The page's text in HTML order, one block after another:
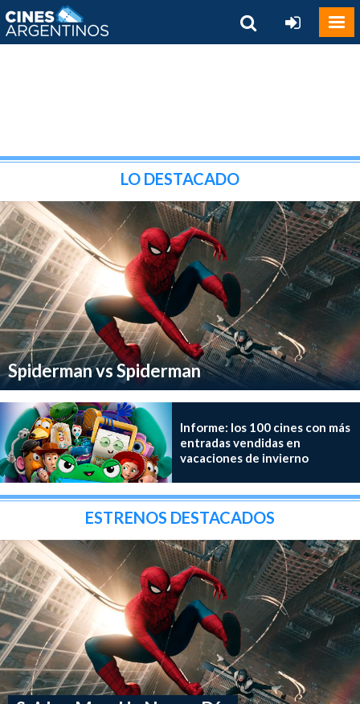
LO DESTACADO
Spiderman vs Spiderman
Informe: los 100 cines con más
entradas vendidas en
vacaciones de invierno
ESTRENOS DESTACADOS